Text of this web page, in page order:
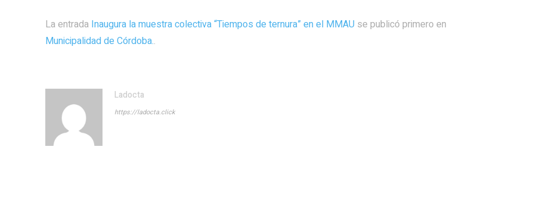
La entrada Inaugura la muestra colectiva “Tiempos de ternura” en el MMAU se publicó primero en
Municipalidad de Córdoba..
Ladocta
https://ladocta.click